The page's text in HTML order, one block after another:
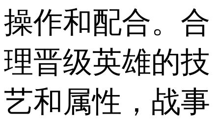
操作和配合。合
理晋级英雄的技
艺和属性，战事